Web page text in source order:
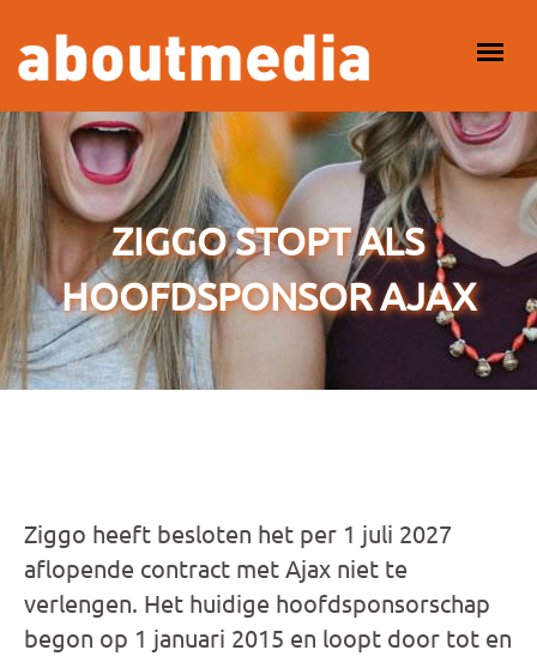
HOOFDMENU
ZIGGO STOPT ALS
HOOFDSPONSOR AJAX
Ziggo heeft besloten het per 1 juli 2027
aflopende contract met Ajax niet te
verlengen. Het huidige hoofdsponsorschap
begon op 1 januari 2015 en loopt door tot en